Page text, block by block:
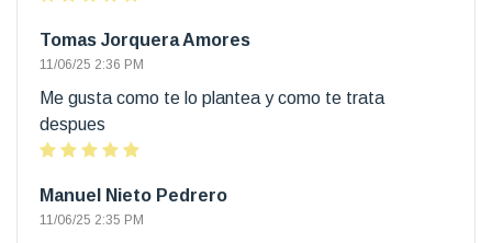
Tomas Jorquera Amores
11/06/25 2:36 PM
Me gusta como te lo plantea y como te trata
despues
Manuel Nieto Pedrero
11/06/25 2:35 PM